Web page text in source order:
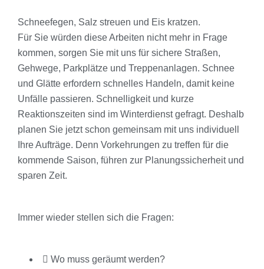
Schneefegen, Salz streuen und Eis kratzen.
Für Sie würden diese Arbeiten nicht mehr in Frage
kommen, sorgen Sie mit uns für sichere Straßen,
Gehwege, Parkplätze und Treppenanlagen. Schnee
und Glätte erfordern schnelles Handeln, damit keine
Unfälle passieren. Schnelligkeit und kurze
Reaktionszeiten sind im Winterdienst gefragt. Deshalb
planen Sie jetzt schon gemeinsam mit uns individuell
Ihre Aufträge. Denn Vorkehrungen zu treffen für die
kommende Saison, führen zur Planungssicherheit und
sparen Zeit.
Immer wieder stellen sich die Fragen:
Wo muss geräumt werden?